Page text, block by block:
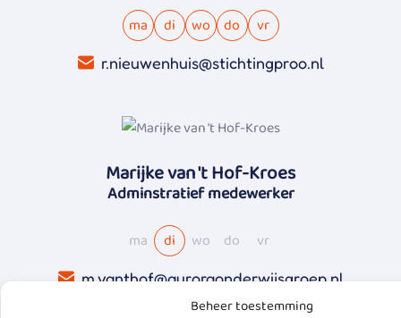
Beheer toestemming
ma di wo do vr
r.nieuwenhuis@stichtingproo.nl
Marijke van 't Hof-Kroes
Adminstratief medewerker
ma di wo do vr
m.vanthof@auroraonderwijsgroep.nl